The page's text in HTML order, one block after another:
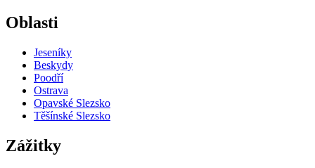
Oblasti
Jeseníky
Beskydy
Poodří
Ostrava
Opavské Slezsko
Těšínské Slezsko
Zážitky